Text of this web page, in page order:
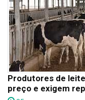
Produtores de
preço e exigem